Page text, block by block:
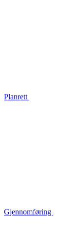
Planrett
Gjennomføring